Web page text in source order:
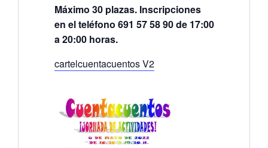
Máximo 30 plazas. Inscripciones
en el teléfono 691 57 58 90 de 17:00
a 20:00 horas.
cartelcuentacuentos V2